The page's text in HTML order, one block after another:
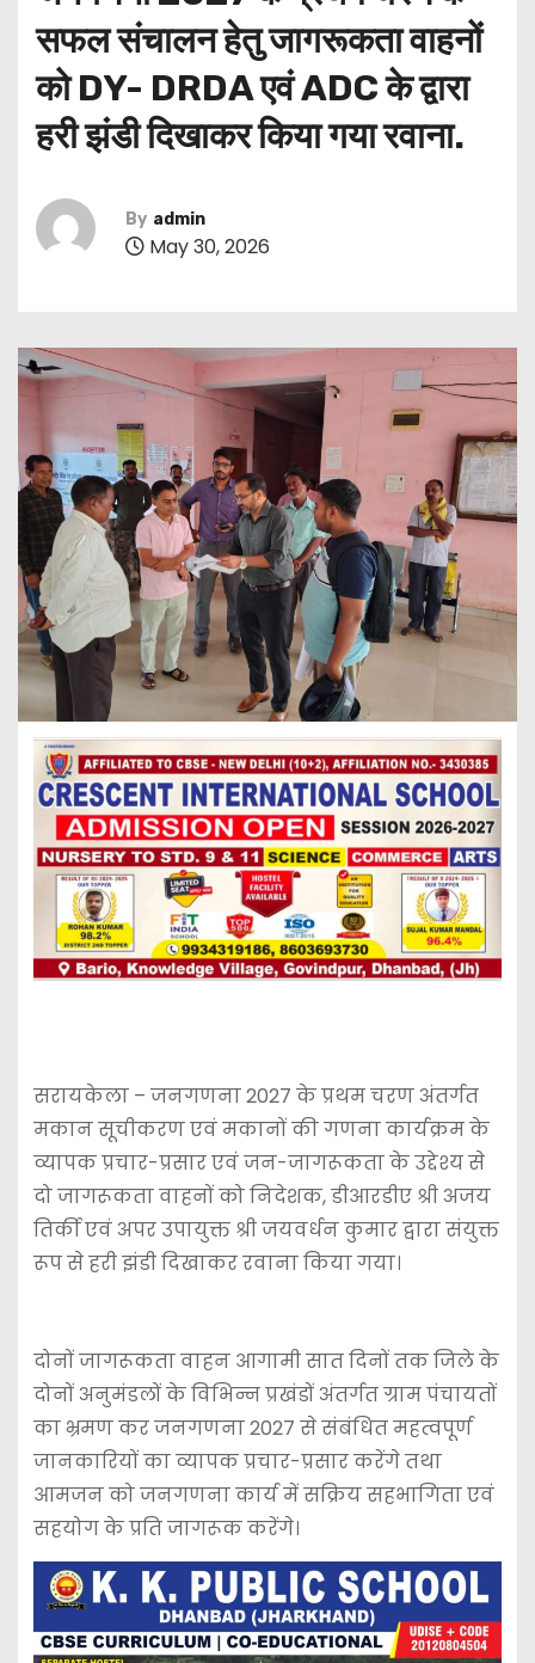
सफल संचालन हेतु जागरूकता वाहनों
को DY- DRDA एवं ADC के द्वारा
हरी झंडी दिखाकर किया गया रवाना.
By admin
May 30, 2026
सरायकेला – जनगणना 2027 के प्रथम चरण अंतर्गत
मकान सूचीकरण एवं मकानों की गणना कार्यक्रम के
व्यापक प्रचार-प्रसार एवं जन-जागरूकता के उद्देश्य से
दो जागरूकता वाहनों को निदेशक, डीआरडीए श्री अजय
तिर्की एवं अपर उपायुक्त श्री जयवर्धन कुमार द्वारा संयुक्त
रूप से हरी झंडी दिखाकर रवाना किया गया।
दोनों जागरूकता वाहन आगामी सात दिनों तक जिले के
दोनों अनुमंडलों के विभिन्न प्रखंडों अंतर्गत ग्राम पंचायतों
का भ्रमण कर जनगणना 2027 से संबंधित महत्वपूर्ण
जानकारियों का व्यापक प्रचार-प्रसार करेंगे तथा
आमजन को जनगणना कार्य में सक्रिय सहभागिता एवं
सहयोग के प्रति जागरूक करेंगे।